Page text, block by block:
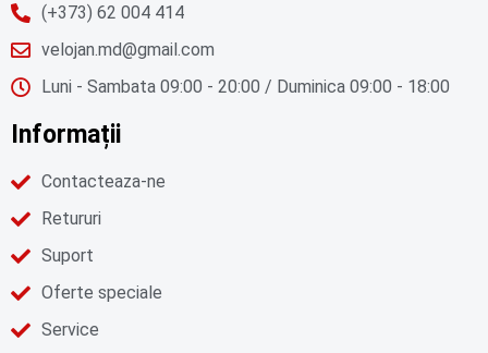
(+373) 62 004 414
velojan.md@gmail.com
Luni - Sambata 09:00 - 20:00 / Duminica 09:00 - 18:00
Informații
Contacteaza-ne
Retururi
Suport
Oferte speciale
Service